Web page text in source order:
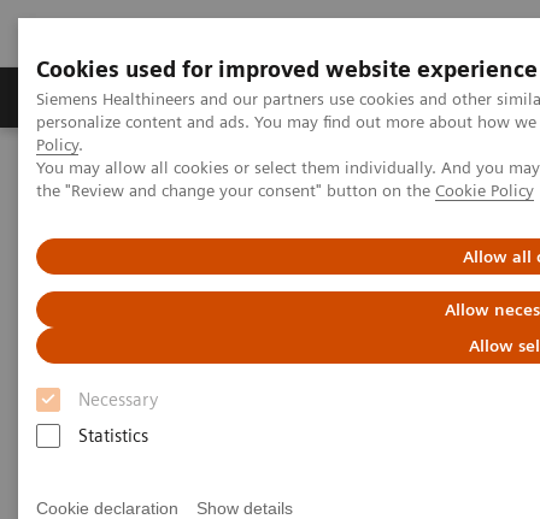
Cookies used for improved website experience
Siemens Healthineers and our partners use cookies and other
personalize content and ads. You may find out more about how
Policy.
You may allow all cookies or select them individually. And you
the "Review and change your consent" button on the Cookie Policy
Allow all
Allow
Allow
Necessary
Statistics
Cookie declaration Show details
Produits & services Domaines cliniques
Home
Diagnostic de laboratoire
Automatisation de laboratoire
Solutions d'automatisation